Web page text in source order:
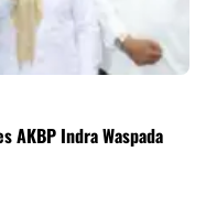
AKBP Indra Waspada